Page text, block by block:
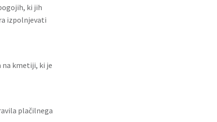
ki jih
izpolnjevati
na kmetiji, ki je
plačilnega